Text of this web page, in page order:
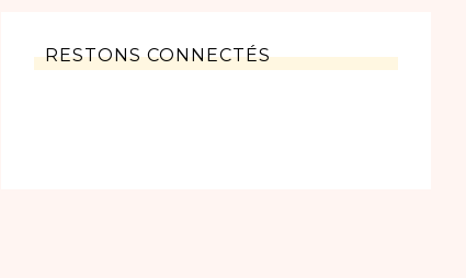
RESTONS CONNECTÉS